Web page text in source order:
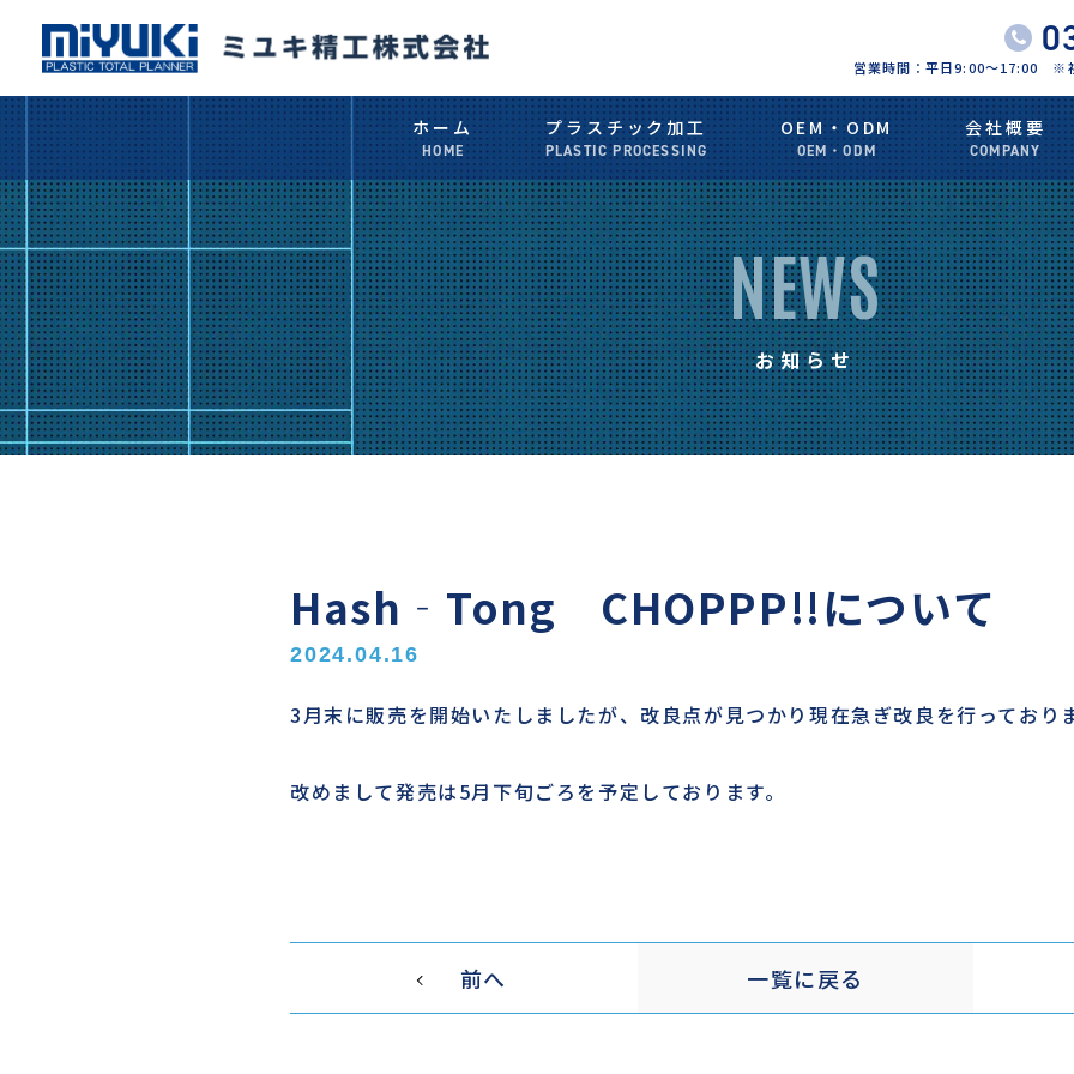
営業時間：平日9:00〜17:00 ※
ホーム
HOME
プラスチック加工
PLASTIC PROCESSING
OEM・ODM
OEM・ODM
会社概要
COMPANY
NEWS
お知らせ
Hash‐Tong CHOPPP!!について
2024.04.16
3月末に販売を開始いたしましたが、改良点が見つかり現在急ぎ改良を行っておりま
改めまして発売は5月下旬ごろを予定しております。
前へ 一覧に戻る